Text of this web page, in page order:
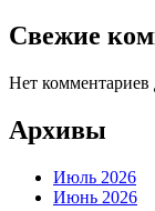
Свежие
Нет комментариев
Архивы
Июль 2026
Июнь 2026